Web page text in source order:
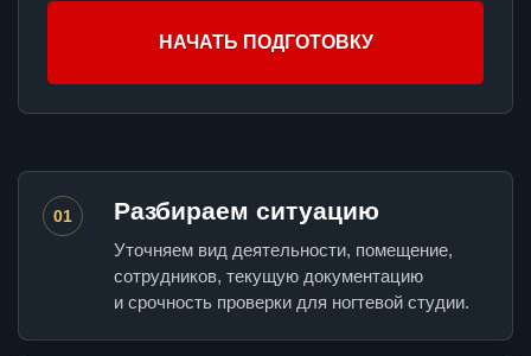
НАЧАТЬ ПОДГОТОВКУ
01 Разбираем ситуацию
Уточняем вид деятельности, помещение,
сотрудников, текущую документацию
и срочность проверки для ногтевой студии.